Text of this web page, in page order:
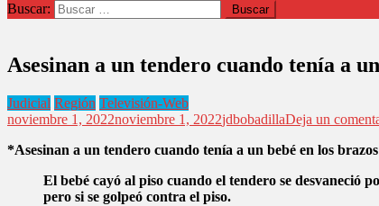
Buscar:
Asesinan a un tendero cuando tenía a
Judicial Región Televisión-Web
noviembre 1, 2022noviembre 1, 2022jdbobadillaDeja un
*Asesinan a un tendero cuando tenía a un bebé en los brazos
El bebé cayó al piso cuando el tendero se desvaneció
pero si se golpeó contra el piso.